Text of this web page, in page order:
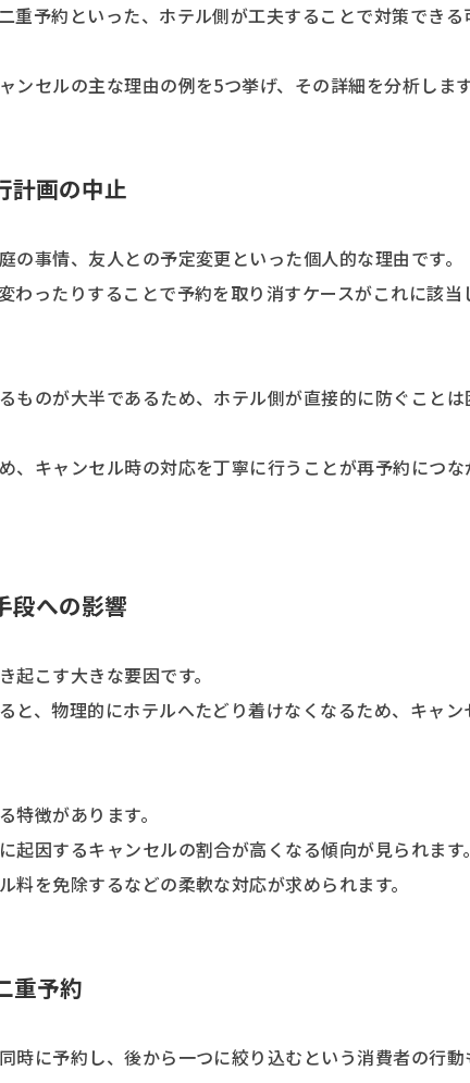
重予約といった、ホテル側が工夫することで対策できる
ンセルの主な理由の例を5つ挙げ、その詳細を分析しま
計画の中止
事情、友人との予定変更といった個人的な理由です。
わったりすることで予約を取り消すケースがこれに該当
ものが大半であるため、ホテル側が直接的に防ぐことは
、キャンセル時の対応を丁寧に行うことが再予約につな
段への影響
こす大きな要因です。
と、物理的にホテルへたどり着けなくなるため、キャン
徴があります。
起因するキャンセルの割合が高くなる傾向が見られます
を免除するなどの柔軟な対応が求められます。
重予約
時に予約し、後から一つに絞り込むという消費者の行動